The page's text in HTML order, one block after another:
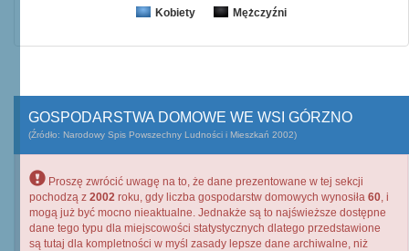
Kobiety Mężczyźni
GOSPODARSTWA DOMOWE WE WSI GÓRZNO
(Źródło: Narodowy Spis Powszechny Ludności i Mieszkań 2002)
Proszę zwrócić uwagę na to, że dane prezentowane w tej sekcji
pochodzą z 2002 roku, gdy liczba gospodarstw domowych wynosiła 60, i
mogą już być mocno nieaktualne. Jednakże są to najświeższe dostępne
dane tego typu dla miejscowości statystycznych dlatego przedstawione
są tutaj dla kompletności w myśl zasady lepsze dane archiwalne, niż